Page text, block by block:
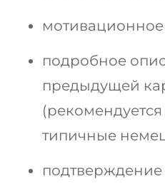
подробное
предыдущей
типичные